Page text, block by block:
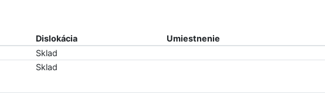
Dislokácia Umiestnenie
Sklad
Sklad